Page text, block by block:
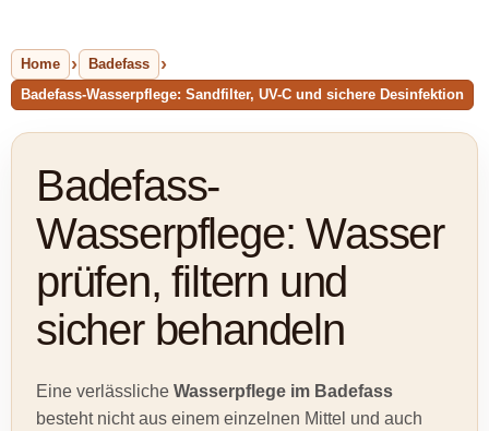
Home
Badefass
Badefass-Wasserpflege: Sandfilter, UV-C und sichere Desinfektion
Badefass-
Wasserpflege: Wasser
prüfen, filtern und
sicher behandeln
Eine verlässliche Wasserpflege im Badefass
besteht nicht aus einem einzelnen Mittel und auch